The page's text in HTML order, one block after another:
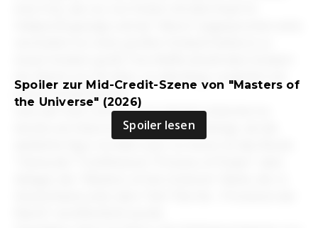
der Macht von He-Man, ist allerdings zusätzlich mit
einem Kristall besetzt.
Fans der Kult-Cartoons von damals erkennen es
bereits am Gitarren-Riff, das kurz anklingt, als die
Spoiler zur Mid-Credit-Szene von "Masters of
the Universe" (2026)
Spoiler lesen